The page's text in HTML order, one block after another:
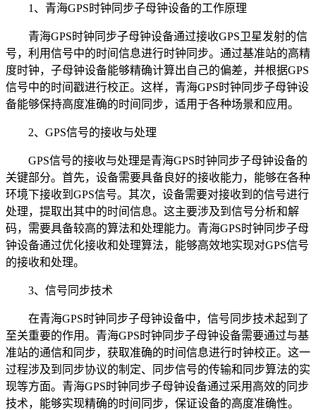
1、青海GPS时钟同步子母钟设备的工作原理
青海GPS时钟同步子母钟设备通过接收GPS卫星发射的信
号，利用信号中的时间信息进行时钟同步。通过基准站的高精
度时钟，子母钟设备能够精确计算出自己的偏差，并根据GPS
信号中的时间戳进行校正。这样，青海GPS时钟同步子母钟设
备能够保持高度准确的时间同步，适用于各种场景和应用。
2、GPS信号的接收与处理
GPS信号的接收与处理是青海GPS时钟同步子母钟设备的
关键部分。首先，设备需要具备良好的接收能力，能够在各种
环境下接收到GPS信号。其次，设备需要对接收到的信号进行
处理，提取出其中的时间信息。这主要涉及到信号分析和解
码，需要具备较高的算法和处理能力。青海GPS时钟同步子母
钟设备通过优化接收和处理算法，能够高效地实现对GPS信号
的接收和处理。
3、信号同步技术
在青海GPS时钟同步子母钟设备中，信号同步技术起到了
至关重要的作用。青海GPS时钟同步子母钟设备需要通过与基
准站的通信和同步，获取准确的时间信息进行时钟校正。这一
过程涉及到同步协议的制定、同步信号的传输和同步算法的实
现等方面。青海GPS时钟同步子母钟设备通过采用高效的同步
技术，能够实现精确的时间同步，保证设备的高度准确性。